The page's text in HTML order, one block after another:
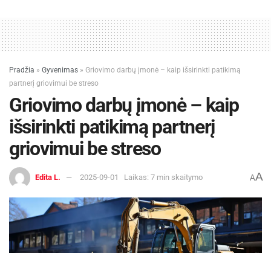
Pradžia » Gyvenimas » Griovimo darbų įmonė – kaip išsirinkti patikimą
partnerį griovimui be streso
Griovimo darbų įmonė – kaip
išsirinkti patikimą partnerį
griovimui be streso
Edita L. 2025-09-01 Laikas: 7 min skaitymo AA